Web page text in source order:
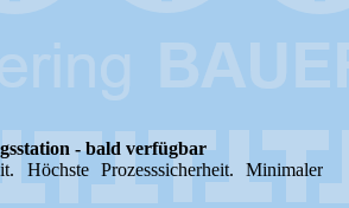
- bald verfügbar
Höchste Prozesssicherheit. Minimaler